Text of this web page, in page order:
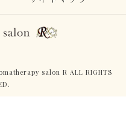
salon R ALL RIGHTS